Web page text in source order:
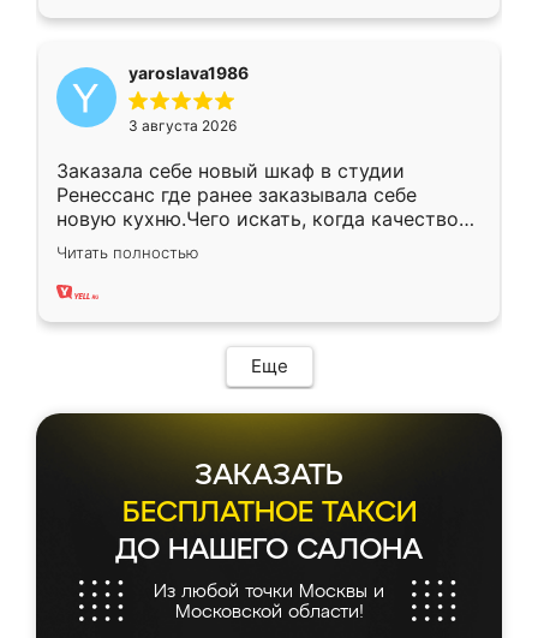
yaroslava1986
3 августа 2026
Заказала себе новый шкаф в студии
Ренессанс где ранее заказывала себе
новую кухню.Чего искать, когда качеством
вполне довольна. Служит кухня уже почти
два года, нареканий нет.
Читать полностью
Еще
ЗАКАЗАТЬ
БЕСПЛАТНОЕ ТАКСИ
ДО НАШЕГО САЛОНА
Из любой точки Москвы и
Московской области!